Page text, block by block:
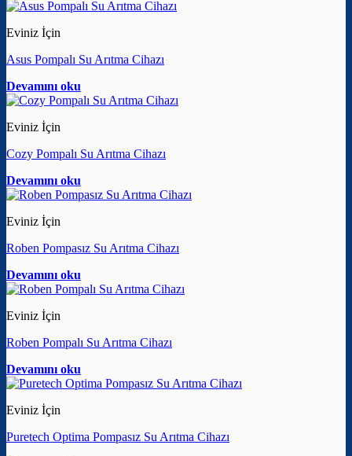
Eviniz İçin
Asus Pompalı Su Arıtma Cihazı
Devamını oku
Eviniz İçin
Cozy Pompalı Su Arıtma Cihazı
Devamını oku
Eviniz İçin
Roben Pompasız Su Arıtma Cihazı
Devamını oku
Eviniz İçin
Roben Pompalı Su Arıtma Cihazı
Devamını oku
Eviniz İçin
Puretech Optima Pompasız Su Arıtma Cihazı